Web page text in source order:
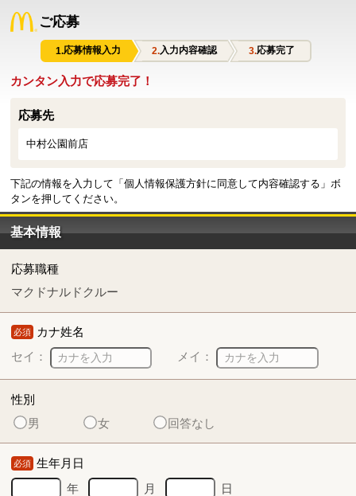
ご応募
応募情報入力 入力内容確認 応募完了
カンタン入力で応募完了！
応募先
中村公園前店
下記の情報を入力して「個人情報保護方針に同意して内容確認する」ボ
タンを押してください。
基本情報
応募職種
マクドナルドクルー
必須 カナ姓名
セイ：
メイ：
性別
男
女 回答なし
必須 生年月日
年
月 日